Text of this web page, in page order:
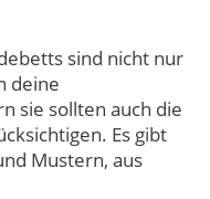
sind nicht nur
deine
sie sollten auch die
Es gibt
Mustern, aus